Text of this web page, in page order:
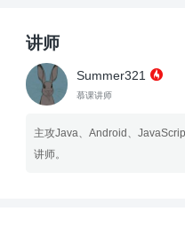
讲师
Summer321
慕课讲师
主攻Java、Android、
讲师。